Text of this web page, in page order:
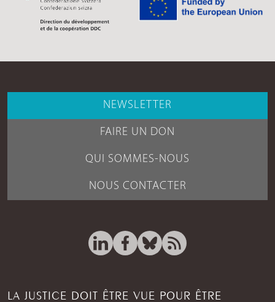
NEWSLETTER
FAIRE UN DON
QUI SOMMES-NOUS
NOUS CONTACTER
LA JUSTICE DOIT ÊTRE VUE POUR ÊTRE